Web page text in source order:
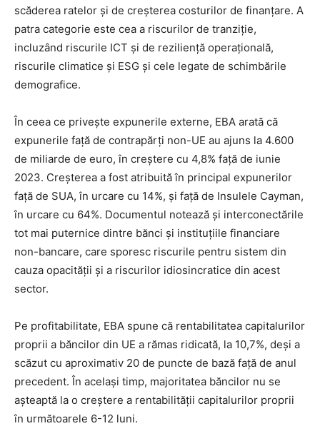
scăderea ratelor și de creșterea costurilor de finanțare. A
patra categorie este cea a riscurilor de tranziție,
incluzând riscurile ICT și de reziliență operațională,
riscurile climatice și ESG și cele legate de schimbările
demografice.
În ceea ce privește expunerile externe, EBA arată că
expunerile față de contrapărți non-UE au ajuns la 4.600
de miliarde de euro, în creștere cu 4,8% față de iunie
2023. Creșterea a fost atribuită în principal expunerilor
față de SUA, în urcare cu 14%, și față de Insulele Cayman,
în urcare cu 64%. Documentul notează și interconectările
tot mai puternice dintre bănci și instituțiile financiare
non-bancare, care sporesc riscurile pentru sistem din
cauza opacității și a riscurilor idiosincratice din acest
sector.
Pe profitabilitate, EBA spune că rentabilitatea capitalurilor
proprii a băncilor din UE a rămas ridicată, la 10,7%, deși a
scăzut cu aproximativ 20 de puncte de bază față de anul
precedent. În același timp, majoritatea băncilor nu se
așteaptă la o creștere a rentabilității capitalurilor proprii
în următoarele 6-12 luni.